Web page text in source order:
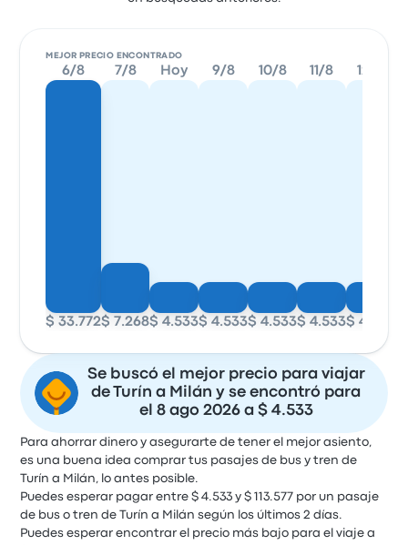
MEJOR PRECIO ENCONTRADO
6/8
$ 33.772
7/8
$ 7.268
Hoy
$ 4.533
9/8
$ 4.533
10/8
$ 4.533
11/8
$ 4.533
12/8
$ 4.533
Se buscó el mejor precio para viajar
de Turín a Milán y se encontró para
el 8 ago 2026 a $ 4.533
Para ahorrar dinero y asegurarte de tener el mejor asiento,
es una buena idea comprar tus pasajes de bus y tren de
Turín a Milán, lo antes posible.
Puedes esperar pagar entre $ 4.533 y $ 113.577 por un pasaje
de bus o tren de Turín a Milán según los últimos 2 días.
Puedes esperar encontrar el precio más bajo para el viaje a